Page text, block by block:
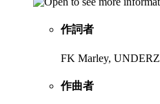
作詞者
FK Marley,
作曲者